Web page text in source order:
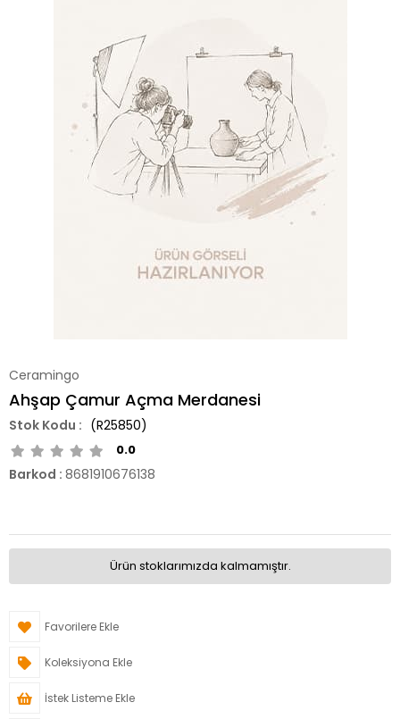
Ceramingo
Ahşap Çamur Açma Merdanesi
(R25850)
0.0
Barkod : 8681910676138
Ürün stoklarımızda kalmamıştır.
Favorilere Ekle
Koleksiyona Ekle
İstek Listeme Ekle